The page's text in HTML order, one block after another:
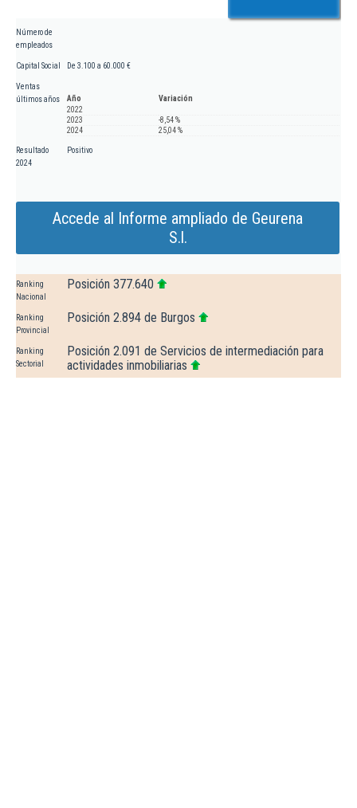
Número de
empleados
Capital Social De 3.100 a 60.000 €
Ventas
últimos años
Año
Variación
2022
2023
-8,54 %
2024
25,04 %
Resultado
2024
Positivo
Accede al Informe ampliado de Geurena
S.l.
Ranking
Nacional
Posición 377.640
Ranking
Provincial
Posición 2.894 de Burgos
Ranking
Sectorial
Posición 2.091 de Servicios de intermediación para
actividades inmobiliarias